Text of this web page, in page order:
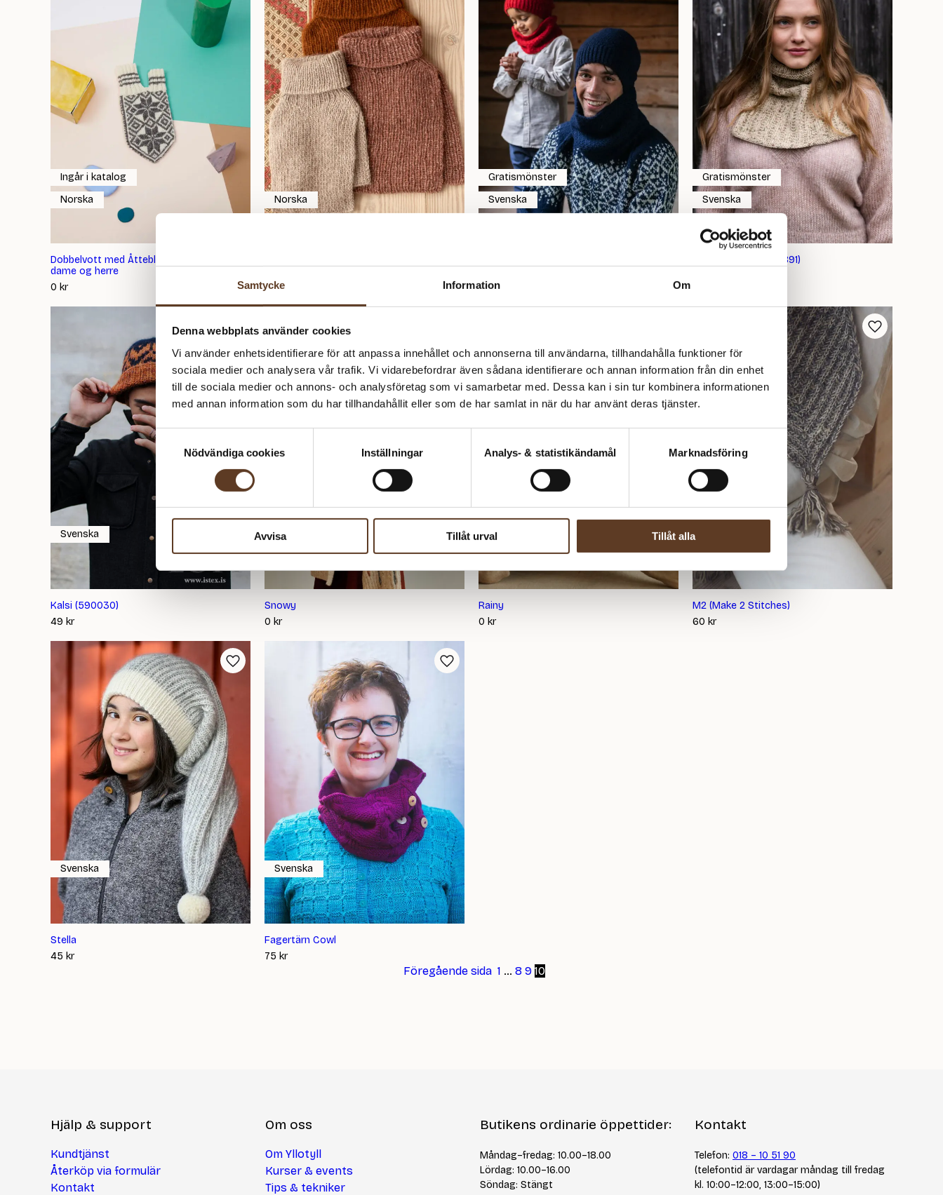
Samtycke Information Om
Denna webbplats använder cookies
Vi använder enhetsidentifierare för att anpassa innehållet och annonserna till användarna, tillhandahålla funktioner för
sociala medier och analysera vår trafik. Vi vidarebefordrar även sådana identifierare och annan information från din enhet
till de sociala medier och annons- och analysföretag som vi samarbetar med. Dessa kan i sin tur kombinera informationen
med annan information som du har tillhandahållit eller som de har samlat in när du har använt deras tjänster.
Samtyckesval
Nödvändiga cookies
Inställningar Analys- & statistikändamål Marknadsföring
Avvisa Tillåt urval Tillåt alla
Dobbelvott med Åttebladsrose til barn,
dame og herre
0 kr
Ingår i katalog
Norska
Norska
Gratismönster
Svenska
Timmer – vantar (91891)
Gratismönster
Svenska
Kalsi (590030)
49 kr
Svenska
Snowy
0 kr
Danska
Rainy
0 kr
Danska
M2 (Make 2 Stitches)
60 kr
Stella
45 kr
Svenska
Fagertärn Cowl
75 kr
Svenska
Föregående sida 1 … 8 9 10
Hjälp & support
Kundtjänst
Återköp via formulär
Kontakt
Om oss
Om Yllotyll
Kurser & events
Tips & tekniker
Butikens ordinarie öppettider:
Måndag–fredag: 10.00–18.00
Lördag: 10.00–16.00
Söndag: Stängt
Kontakt
Telefon: 018 – 10 51 90
(telefontid är vardagar måndag till fredag
kl. 10:00–12:00, 13:00–15:00)